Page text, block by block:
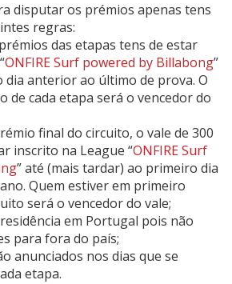
disputar os prémios apenas tens
regras:
das etapas tens de estar
ONFIRE Surf powered by Billabong”
dia anterior ao último de prova. O
de cada etapa será o vencedor do
final do circuito, o vale de 300
inscrito na League “ONFIRE Surf
” até (mais tardar) ao primeiro dia
Quem estiver em primeiro
será o vencedor do vale;
em Portugal pois não
para fora do país;
anunciados nos dias que se
etapa.